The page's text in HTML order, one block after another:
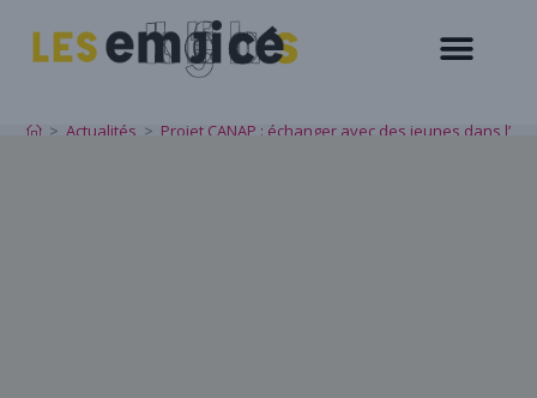
> Actualités > Projet CANAP : échanger avec des jeunes dans